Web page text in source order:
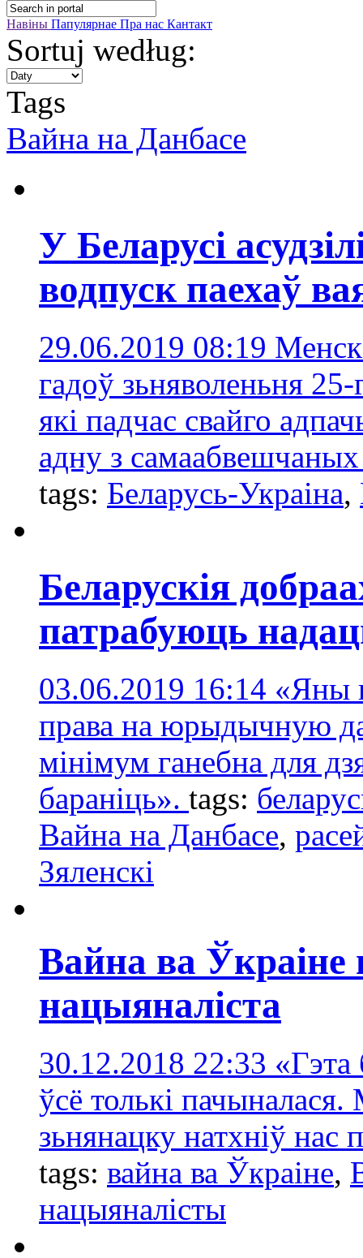
Навіны Папулярнае Пра нас Кантакт
Sortuj według:
Tags
Вайна на Данбасе
У Беларусі
водпуск паехаў
29.06.2019 08:19
гадоў зьняволеньня
які падчас свайго
адну з
tags: Беларусь-Украіна,
Беларускія
патрабуюць
03.06.2019 16:14 «Яны
права на юрыдычную
мінімум ганебна для
бараніць». tags:
Вайна на Данбасе,
Зяленскі
Вайна ва Ўкраіне
нацыяналіста
30.12.2018 22:33 «Гэта
ўсё толькі
зьнянацку натхніў нас
tags: вайна ва Ўкраіне,
нацыяналісты